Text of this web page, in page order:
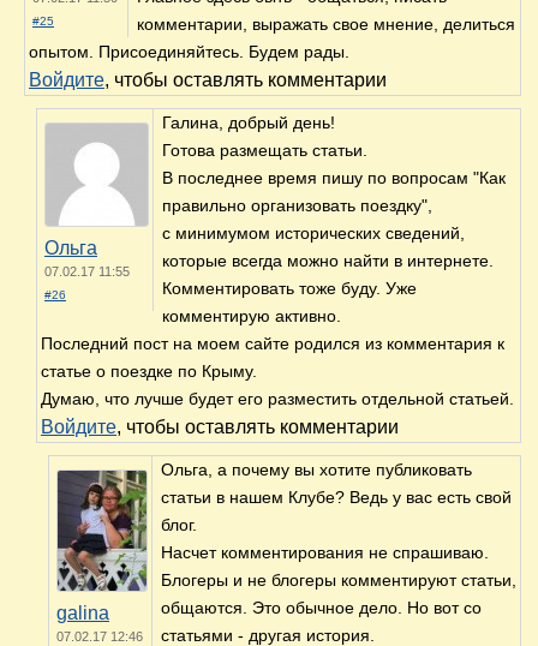
#25
комментарии, выражать свое мнение, делиться
опытом. Присоединяйтесь. Будем рады.
Войдите, чтобы оставлять комментарии
Ольга
07.02.17 11:55
#26
Галина, добрый день!
Готова размещать статьи.
В последнее время пишу по вопросам "Как
правильно организовать поездку",
с минимумом исторических сведений,
которые всегда можно найти в интернете.
Комментировать тоже буду. Уже
комментирую активно.
Последний пост на моем сайте родился из комментария к
статье о поездке по Крыму.
Думаю, что лучше будет его разместить отдельной статьей.
Войдите, чтобы оставлять комментарии
galina
07.02.17 12:46
Ольга, а почему вы хотите публиковать
статьи в нашем Клубе? Ведь у вас есть свой
блог.
Насчет комментирования не спрашиваю.
Блогеры и не блогеры комментируют статьи,
общаются. Это обычное дело. Но вот со
статьями - другая история.